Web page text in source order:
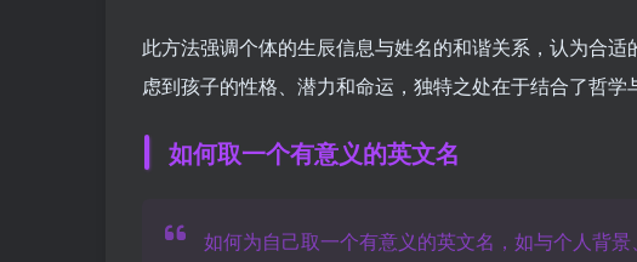
此方法强调个体的生辰信息与姓名的和谐关系，认为合
虑到孩子的性格、潜力和命运，独特之处在于结合了哲学
如何取一个有意义的英文名
如何为自己取一个有意义的英文名，如与个人背